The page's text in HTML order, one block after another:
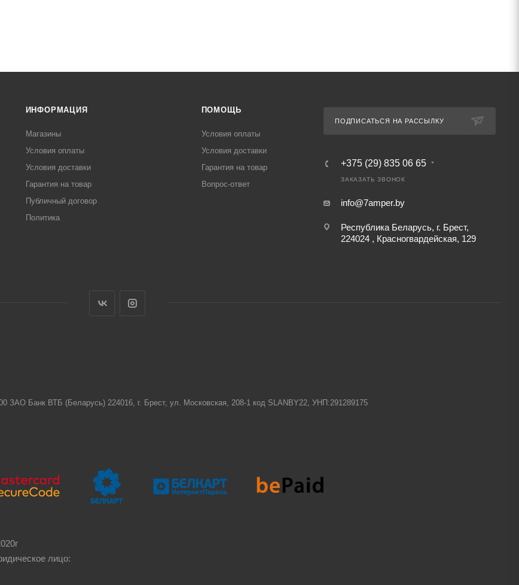
ИНФОРМАЦИЯ
Магазины
Условия оплаты
Условия доставки
Гарантия на товар
Публичный договор
Политика
ПОМОЩЬ
Условия оплаты
Условия доставки
Гарантия на товар
Вопрос-ответ
ПОДПИСАТЬСЯ НА РАССЫЛКУ
+375 (29) 835 06 65
ЗАКАЗАТЬ ЗВОНОК
info@7amper.by
Республика Беларусь, г. Брест,
224024 , Красногвардейская, 129
ЗАО Банк ВТБ (Беларусь) 224016, г. Брест, ул. Московская, 208-1 код SLANBY22, УНП:291289175
лицо: